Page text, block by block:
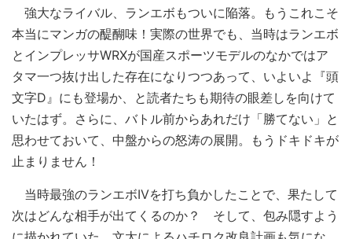
強大なライバル、ランエボもついに陥落。もうこれこそ
本当にマンガの醍醐味！実際の世界でも、当時はランエボ
とインプレッサWRXが国産スポーツモデルのなかではア
タマ一つ抜け出した存在になりつつあって、いよいよ『頭
文字D』にも登場か、と読者たちも期待の眼差しを向けて
いたはず。さらに、バトル前からあれだけ「勝てない」と
思わせておいて、中盤からの怒涛の展開。もうドキドキが
止まりません！
当時最強のランエボIVを打ち負かしたことで、果たして
次はどんな相手が出てくるのか？ そして、包み隠すよう